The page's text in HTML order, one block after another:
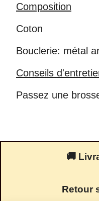
Composition
Coton
Bouclerie: métal
Conseils
Passez une
🚚
Retour